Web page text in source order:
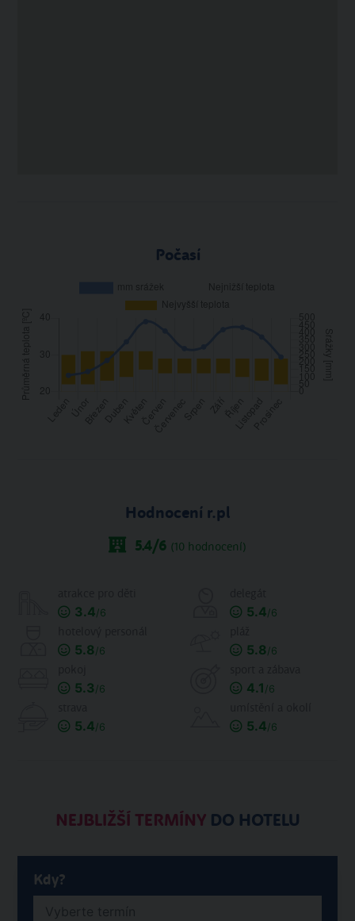
Počasí
Hodnocení r.pl
5.4/6 (10 hodnocení)
3.4/6 5.4/6
5.8/6 5.8/6
5.3/6 4.1 /6
5.4/6 5.4/6
NEJBLIŽŠÍ TERMÍNYDO HOTELU
Kdy?